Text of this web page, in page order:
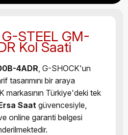
STEEL GM-
Kol Saati
4ADR , G-SHOCK'un
tasarımını bir araya
markasının Türkiye'deki tek
Saat güvencesiyle,
online garanti belgesi